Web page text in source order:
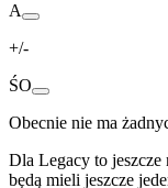
A
+/-
ŚO
Obecnie nie ma
Dla Legacy to jeszcze
będą mieli jeszcze